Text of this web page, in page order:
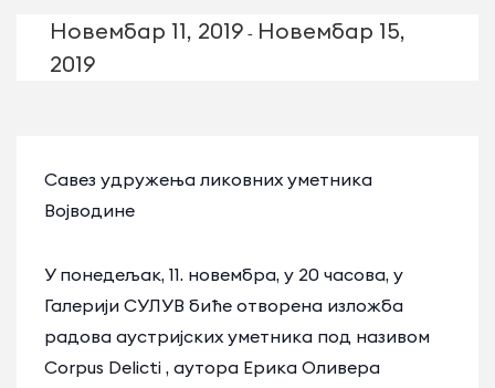
Новембар 11, 2019 - Новембар 15,
2019
Савез удружења ликовних уметника
Војводине
У понедељак, 11. новембра, у 20 часова, у
Галерији СУЛУВ биће отворена изложба
радова аустријских уметника под називом
Corpus Delicti , аутора Ерика Оливера